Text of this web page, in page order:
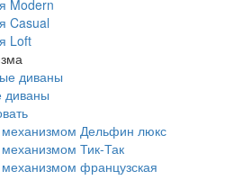
Modern
Casual
Loft
диваны
диваны
Дельфин люкс
Тик-Так
французская